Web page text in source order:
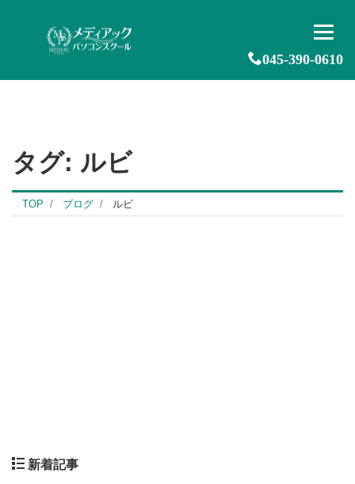
045-390-0610
タグ: ルビ
TOP ブログ ルビ
新着記事